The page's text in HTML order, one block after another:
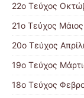
22ο Τεύχος
21ο Τεύχος
20ο Τεύχος
19ο Τεύχος
18ο Τεύχος